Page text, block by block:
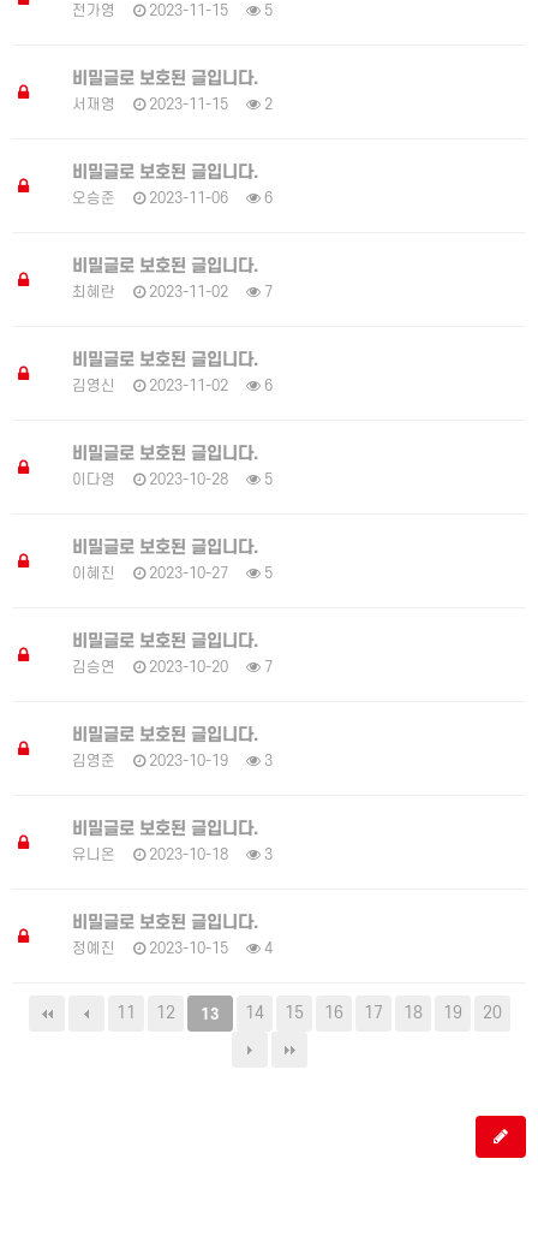
전가영 2023-11-15 5
비밀글로 보호된 글입니다.
서재영 2023-11-15 2
비밀글로 보호된 글입니다.
오승준 2023-11-06 6
비밀글로 보호된 글입니다.
최혜란 2023-11-02 7
비밀글로 보호된 글입니다.
김영신 2023-11-02 6
비밀글로 보호된 글입니다.
이다영 2023-10-28 5
비밀글로 보호된 글입니다.
이혜진 2023-10-27 5
비밀글로 보호된 글입니다.
김승연 2023-10-20 7
비밀글로 보호된 글입니다.
김영준 2023-10-19 3
비밀글로 보호된 글입니다.
유니온 2023-10-18 3
비밀글로 보호된 글입니다.
정예진 2023-10-15 4
11 12 13 14 15 16 17 18 19 20